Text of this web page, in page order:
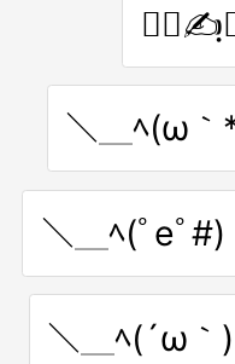
❣ฺ✍ฺ
＼＿ﾍ(ω｀
＼＿ﾍ(ﾟeﾟ#)
＼＿ﾍ(´ω｀)